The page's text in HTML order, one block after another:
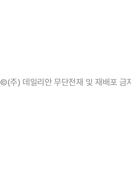
©(주) 데일리안 무단전재 및 재배포 금